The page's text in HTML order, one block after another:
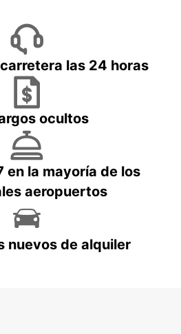
las 24 horas
ocultos
en la mayoría de los
aeropuertos
nuevos de alquiler